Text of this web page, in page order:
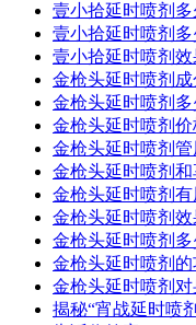
壹小拾延时喷剂多
壹小拾延时喷剂
壹小拾延时喷剂
金枪头延时喷剂成
金枪头延时喷剂
金枪头延时喷剂价
金枪头延时喷剂
金枪头延时喷剂
金枪头延时喷剂
金枪头延时喷剂
金枪头延时喷剂
金枪头延时喷剂的
金枪头延时喷剂
揭秘“宵战延时喷